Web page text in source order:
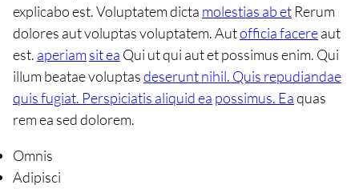
explicabo est. Voluptatem dicta molestias ab et Rerum
dolores aut voluptas voluptatem. Autofficia facereaut
est. aperiamsit ea Qui ut qui aut et possimus enim. Qui
illum beatae voluptasdeserunt nihil. Quis repudiandae
quis fugiat. Perspiciatis aliquid ea possimus. Eaquas
rem ea sed dolorem.
Omnis
Adipisci